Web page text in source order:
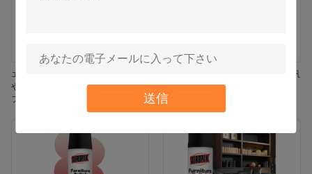
送信
エロパック 330ml エアロゾール 鮮
やかなジャスミン フレグランス エア
フレッシャー スプレー
エアロパック 500ml 環境に優しい汎
用キッチンオーブン 炊飯器 多面性
残留物なし 迅速乾燥クリーニングス
プレー